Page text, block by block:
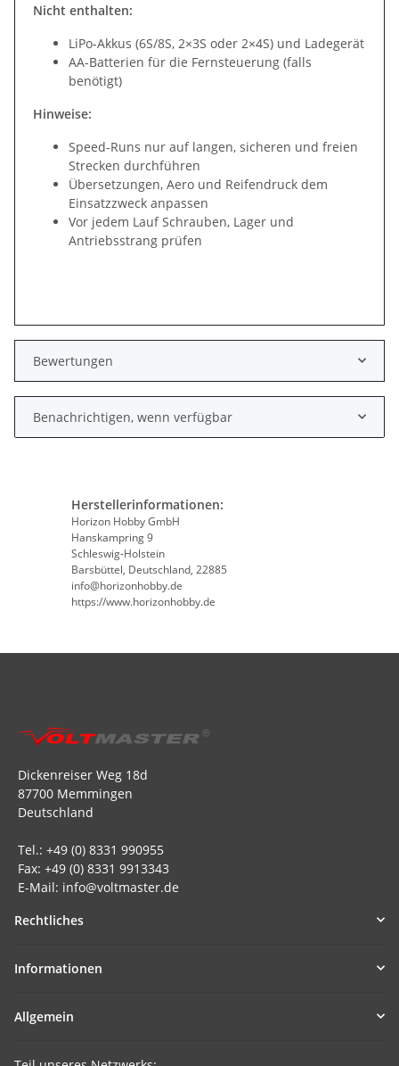
Nicht enthalten:
LiPo-Akkus (6S/8S, 2×3S oder 2×4S) und Ladegerät
AA-Batterien für die Fernsteuerung (falls
benötigt)
Hinweise:
Speed-Runs nur auf langen, sicheren und freien
Strecken durchführen
Übersetzungen, Aero und Reifendruck dem
Einsatzzweck anpassen
Vor jedem Lauf Schrauben, Lager und
Antriebsstrang prüfen
Bewertungen
Benachrichtigen, wenn verfügbar
Herstellerinformationen:
Horizon Hobby GmbH
Hanskampring 9
Schleswig-Holstein
Barsbüttel, Deutschland, 22885
info@horizonhobby.de
https://www.horizonhobby.de
Dickenreiser Weg 18d
87700 Memmingen
Deutschland
Tel.: +49 (0) 8331 990955
Fax: +49 (0) 8331 9913343
E-Mail: info@voltmaster.de
Rechtliches
Informationen
Allgemein